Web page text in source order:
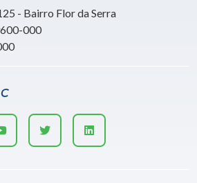
- Bairro Flor da Serra
000